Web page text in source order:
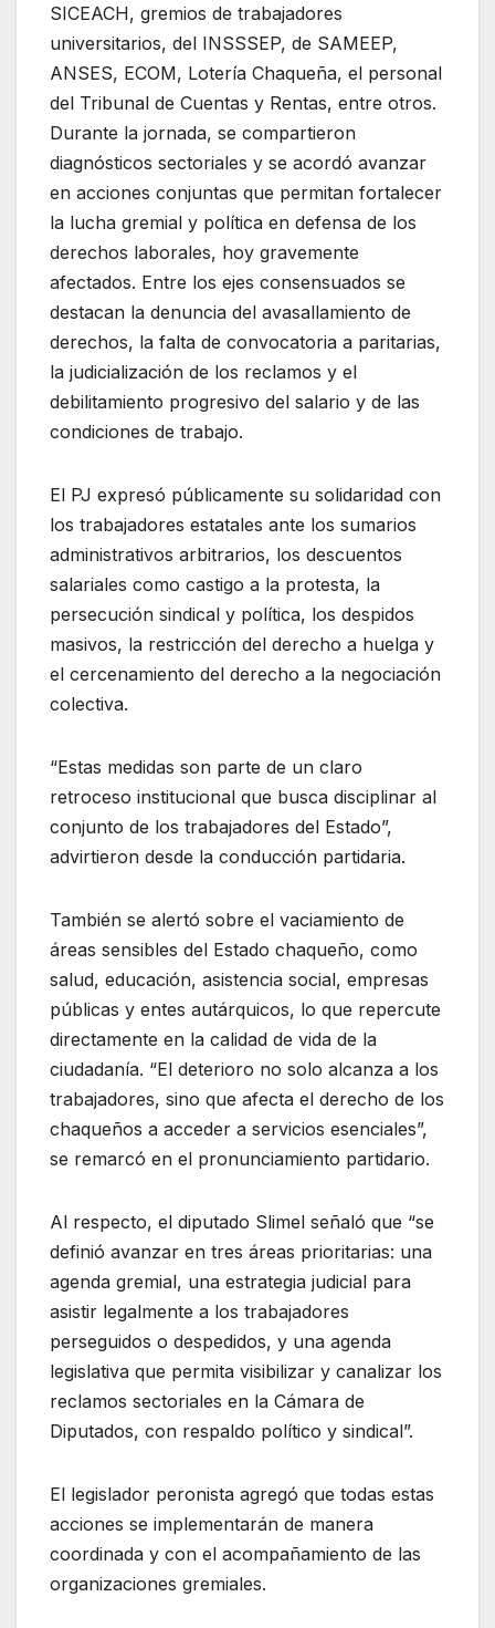
SICEACH, gremios de trabajadores
universitarios, del INSSSEP, de SAMEEP,
ANSES, ECOM, Lotería Chaqueña, el personal
del Tribunal de Cuentas y Rentas, entre otros.
Durante la jornada, se compartieron
diagnósticos sectoriales y se acordó avanzar
en acciones conjuntas que permitan fortalecer
la lucha gremial y política en defensa de los
derechos laborales, hoy gravemente
afectados. Entre los ejes consensuados se
destacan la denuncia del avasallamiento de
derechos, la falta de convocatoria a paritarias,
la judicialización de los reclamos y el
debilitamiento progresivo del salario y de las
condiciones de trabajo.
El PJ expresó públicamente su solidaridad con
los trabajadores estatales ante los sumarios
administrativos arbitrarios, los descuentos
salariales como castigo a la protesta, la
persecución sindical y política, los despidos
masivos, la restricción del derecho a huelga y
el cercenamiento del derecho a la negociación
colectiva.
“Estas medidas son parte de un claro
retroceso institucional que busca disciplinar al
conjunto de los trabajadores del Estado”,
advirtieron desde la conducción partidaria.
También se alertó sobre el vaciamiento de
áreas sensibles del Estado chaqueño, como
salud, educación, asistencia social, empresas
públicas y entes autárquicos, lo que repercute
directamente en la calidad de vida de la
ciudadanía. “El deterioro no solo alcanza a los
trabajadores, sino que afecta el derecho de los
chaqueños a acceder a servicios esenciales”,
se remarcó en el pronunciamiento partidario.
Al respecto, el diputado Slimel señaló que “se
definió avanzar en tres áreas prioritarias: una
agenda gremial, una estrategia judicial para
asistir legalmente a los trabajadores
perseguidos o despedidos, y una agenda
legislativa que permita visibilizar y canalizar los
reclamos sectoriales en la Cámara de
Diputados, con respaldo político y sindical”.
El legislador peronista agregó que todas estas
acciones se implementarán de manera
coordinada y con el acompañamiento de las
organizaciones gremiales.